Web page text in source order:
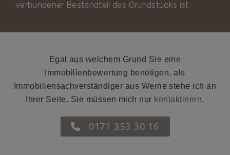
verbundener Bestandteil des Grundstücks ist.
Egal aus welchem Grund Sie eine
Immobilienbewertung benötigen, als
Immobiliensachverständiger aus Werne stehe ich an
Ihrer Seite. Sie müssen mich nur kontaktieren.
0171 353 30 16